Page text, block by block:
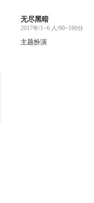
无尽黑暗
2017年/1~6 人/90~180分
主题扮演